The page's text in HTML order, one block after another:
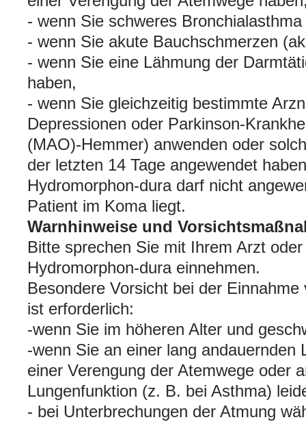
- wenn Sie schweres
- wenn Sie akute Bauchschmerzen
- wenn Sie eine Lähmung der
haben,
- wenn Sie gleichzeitig bestimmte
Depressionen oder Parkinson-
(MAO)-Hemmer) anwenden oder
der letzten 14 Tage angewendet
Hydromorphon-dura darf nicht
Patient im Koma liegt.
Warnhinweise und
Bitte sprechen Sie mit Ihrem Arzt
Hydromorphon-dura einnehmen.
Besondere Vorsicht bei der
ist erforderlich:
-wenn Sie im höheren Alter und
-wenn Sie an einer lang andauernden
einer Verengung der Atemwege oder
Lungenfunktion (z. B. bei Asthma)
- bei Unterbrechungen der Atmung